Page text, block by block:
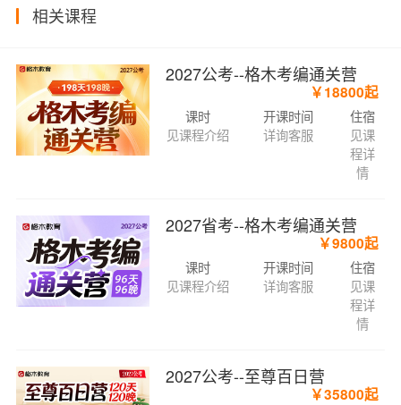
相关课程
2027公考--格木考编通关营
￥18800起
课时
见课程介绍
开课时间
详询客服
住宿
见课
程详
情
2027省考--格木考编通关营
￥9800起
课时
见课程介绍
开课时间
详询客服
住宿
见课
程详
情
2027公考--至尊百日营
￥35800起